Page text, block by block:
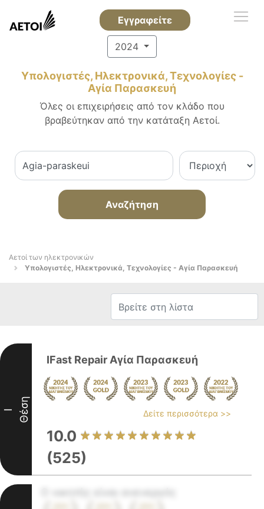
Εγγραφείτε
2024
Υπολογιστές, Ηλεκτρονικά, Τεχνολογίες -
Αγία Παρασκευή
Όλες οι επιχειρήσεις από τον κλάδο που
βραβεύτηκαν από την κατάταξη Αετοί.
Αναζήτηση
Αετοί των ηλεκτρονικών
Υπολογιστές, Ηλεκτρονικά, Τεχνολογίες - Αγία Παρασκευή
I Θέση
IFast Repair Αγία Παρασκευή
Δείτε περισσότερα >>
10.0
(525)